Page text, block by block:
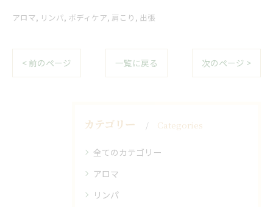
アロマ リンパ ボディケア 肩こり 出張
< 前のページ 一覧に戻る 次のページ >
カテゴリー Categories
全てのカテゴリー
アロマ
リンパ